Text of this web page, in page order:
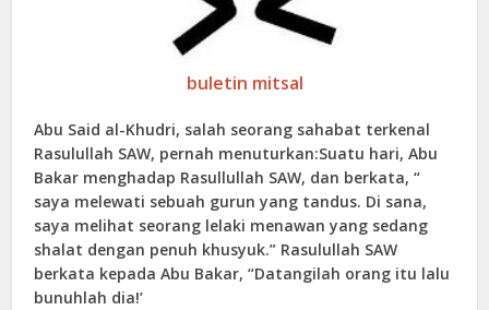
buletin mitsal
Abu Said al-Khudri, salah seorang sahabat terkenal
Rasulullah SAW, pernah menuturkan:Suatu hari, Abu
Bakar menghadap Rasullullah SAW, dan berkata, “
saya melewati sebuah gurun yang tandus. Di sana,
saya melihat seorang lelaki menawan yang sedang
shalat dengan penuh khusyuk.” Rasulullah SAW
berkata kepada Abu Bakar, “Datangilah orang itu lalu
bunuhlah dia!’